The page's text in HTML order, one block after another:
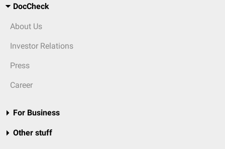
DocCheck
About Us
Investor Relations
Press
Career
For Business
Other stuff